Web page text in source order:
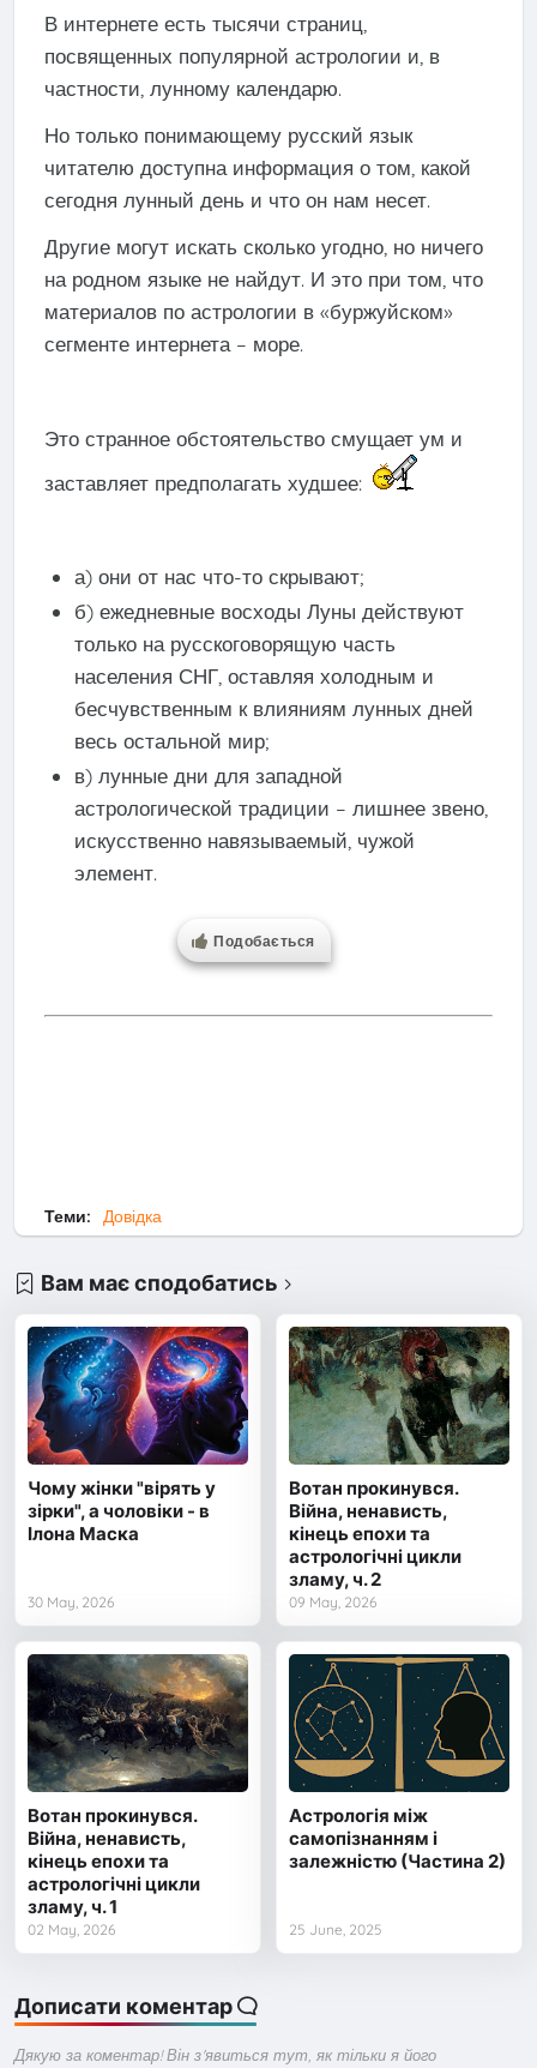
В интернете есть тысячи страниц,
посвященных популярной астрологии и, в
частности, лунному календарю.
Но только понимающему русский язык
читателю доступна информация о том, какой
сегодня лунный день и что он нам несет.
Другие могут искать сколько угодно, но ничего
на родном языке не найдут. И это при том, что
материалов по астрологии в «буржуйском»
сегменте интернета – море.
Это странное обстоятельство смущает ум и
заставляет предполагать худшее:
а) они от нас что-то скрывают;
б) ежедневные восходы Луны действуют
только на русскоговорящую часть
населения СНГ, оставляя холодным и
бесчувственным к влияниям лунных дней
весь остальной мир;
в) лунные дни для западной
астрологической традиции – лишнее звено,
искусственно навязываемый, чужой
элемент.
Подобається
Теми: Довідка
Вам має сподобатись
Чому жінки "вірять у
зірки", а чоловіки - в
Ілона Маска
30 May, 2026
Вотан прокинувся.
Війна, ненависть,
кінець епохи та
астрологічні цикли
зламу, ч. 2
09 May, 2026
Вотан прокинувся.
Війна, ненависть,
кінець епохи та
астрологічні цикли
зламу, ч. 1
02 May, 2026
Астрологія між
самопізнанням і
залежністю (Частина 2)
25 June, 2025
Дописати коментар
Дякую за коментар! Він з'явиться тут, як тільки я його